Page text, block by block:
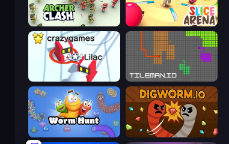
Archer Clash Slice Arena
Snowball.io TileMan.io
Worm Hunt Digworm.io